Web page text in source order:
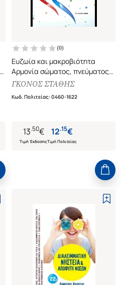
(0)
Ευζωία και μακροβιότητα
Αρμονία σώματος, πνεύματος
και ψυχής
ΓΚΟΝΟΣ ΣΤΑΘΗΣ
Κωδ. Πολιτείας:0460-1622
13.50€
Τιμή Έκδοσης
12.15€
Τιμή Πολιτείας